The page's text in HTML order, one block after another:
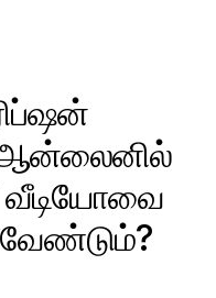
வீடியோவை